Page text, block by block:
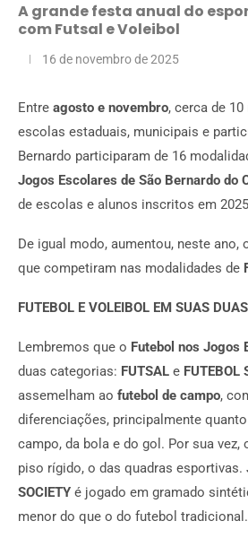
A grande festa anual do
com Futsal e Voleibol
16 de novembro de 2025
Entre agosto e novembro, cerca de
escolas estaduais, municipais e
Bernardo participaram de 16
Jogos Escolares de São Bernardo do
de escolas e alunos inscritos em
De igual modo, aumentou, neste ano,
que competiram nas modalidades de
FUTEBOL E VOLEIBOL EM SUAS
Lembremos que o Futebol nos Jogos
duas categorias: FUTSAL e FUTEBOL
assemelham ao futebol de campo,
diferenciações, principalmente
campo, da bola e do gol. Por sua vez,
piso rígido, o das quadras esportivas.
SOCIETY é jogado em gramado
menor do que o do futebol tradicional.